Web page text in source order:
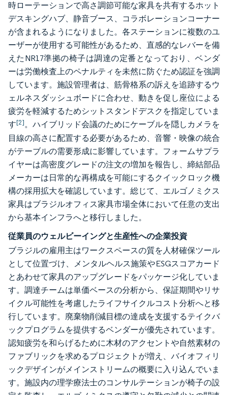
時ローテーションで高さ調節可能な家具を共有するホット
デスキングハブ、静音ブース、コラボレーションコーナー
が含まれるようになりました。各ステーションに複数のユ
ーザーが使用する可能性があるため、直感的なレバーを備
えたNR17準拠の椅子は調達の定番となっており、ベンダ
ーは労働検査上のペナルティを未然に防ぐため認証を強調
しています。施設管理者は、筋骨格系の訴えを追跡するウ
ェルネスダッシュボードに合わせ、動きを促し座位による
疲労を軽減するためシットスタンドデスクを指定していま
す[2]。ハイブリッド会議のためにケーブルを隠しカメラを
目線の高さに配置する必要があるため、音響・映像の統合
がテーブルの需要形成に影響しています。フォームサプラ
イヤーは高密度グレードの注文の増加を報告し、締結部品
メーカーは日常的な再構成を可能にするクイックロック機
構の採用拡大を確認しています。総じて、エルゴノミクス
家具はブラジルオフィス家具市場全体において任意の支出
から基本インフラへと移行しました。
従業員のウェルビーイングと生産性への企業投資
ブラジルの雇用主はワークスペースの質を人材確保ツール
として位置づけ、メンタルヘルス施策やESGスコアカード
とあわせて家具のアップグレードをパッケージ化していま
す。調達チームは単価ベースの分析から、保証期間やリサ
イクル可能性を考慮したライフサイクルコスト分析へと移
行しています。廃棄物削減目標の達成を支援するテイクバ
ックプログラムを提供するベンダーが優先されています。
認知疲労を和らげるために木材のアクセントや自然素材の
ファブリックを求めるプロジェクトが増え、バイオフィリ
ックデザインがメインストリームの概要に入り込んでいま
す。施設内の理学療法士のコンサルテーションが椅子の設